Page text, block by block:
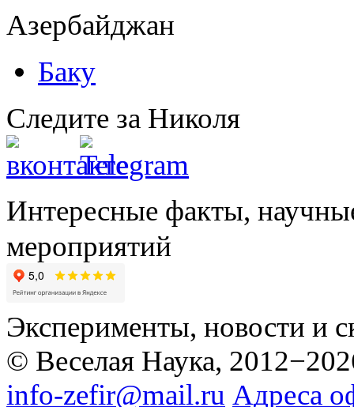
Азербайджан
Баку
Следите за Николя
Интересные факты,
мероприятий
Эксперименты, новости и
© Веселая Наука,
info-zefir@mail.ru Адреса